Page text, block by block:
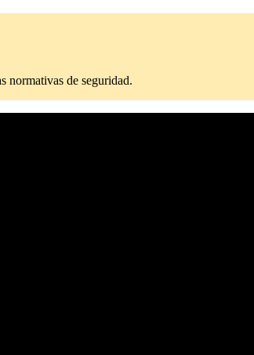
normativas de seguridad.